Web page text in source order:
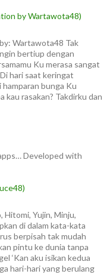
by Wartawota48)
Wartawota48 Tak
bertiup dengan
Ku merasa sangat
hari saat keringat
bunga Ku
kau rasakan? Takdirku dan
Developed with
Hitomi, Yujin, Minju,
di dalam kata-kata
berpisah tak mudah
pintu ke dunia tanpa
‘Kan aku isikan kedua
hari-hari yang berulang